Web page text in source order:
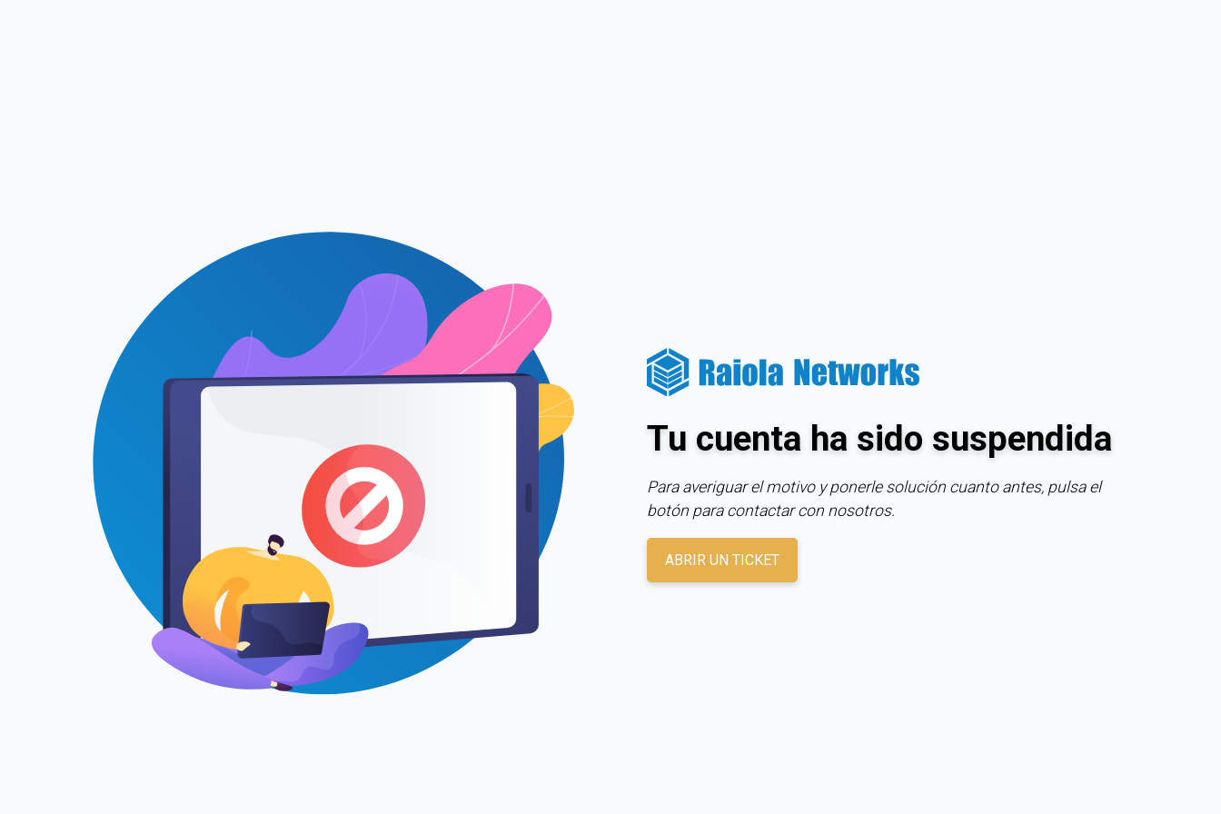
Tu cuenta ha sido suspendida
Para averiguar el motivo y ponerle solución cuanto antes, pulsa el
botón para contactar con nosotros.
ABRIR UN TICKET